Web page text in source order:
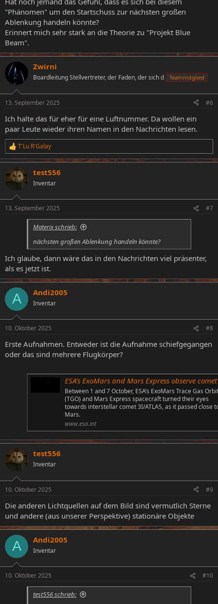
"Phänomen" um den Startschuss zur nächsten großen
Ablenkung handeln könnte?
Erinnert mich sehr stark an die Theorie zu "Projekt Blue
Beam".
Zwirni
Boardleitung Stellvertreter, der Faden, der sich d Teammitglied
13. September 2025 #6
Ich halte das für eher für eine Luftnummer. Da wollen ein
paar Leute wieder ihren Namen in den Nachrichten lesen.
R
e
a
k
t
i
e
T'Lu R'Galay
test556
Inventar
13. September 2025 #7
Materix schrieb:
nächsten großen Ablenkung handeln könnte?
Ich glaube, dann wäre das in den Nachrichten viel präsenter,
als es jetzt ist.
A Andi2005
Inventar
10. Oktober 2025 #8
Erste Aufnahmen. Entweder ist die Aufnahme schiefgegangen
oder das sind mehrere Flugkörper?
ESA’s ExoMars and Mars Express observe comet 3I/
Between 1 and 7 October, ESA’s ExoMars Trace Gas
(TGO) and Mars Express spacecraft turned their eyes
towards interstellar comet 3I/ATLAS, as it passed close
Mars.
www.esa.int
test556
Inventar
10. Oktober 2025 #9
Die anderen Lichtquellen auf dem Bild sind vermutlich Sterne
und andere (aus unserer Perspektive) stationäre Objekte
A Andi2005
Inventar
10. Oktober 2025 #10
test556 schrieb: